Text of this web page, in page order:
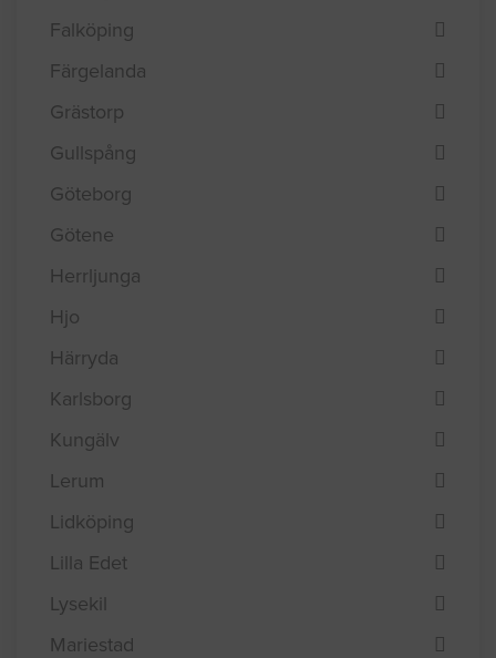
Falköping
Färgelanda
Grästorp
Gullspång
Göteborg
Götene
Herrljunga
Hjo
Härryda
Karlsborg
Kungälv
Lerum
Lidköping
Lilla Edet
Lysekil
Mariestad